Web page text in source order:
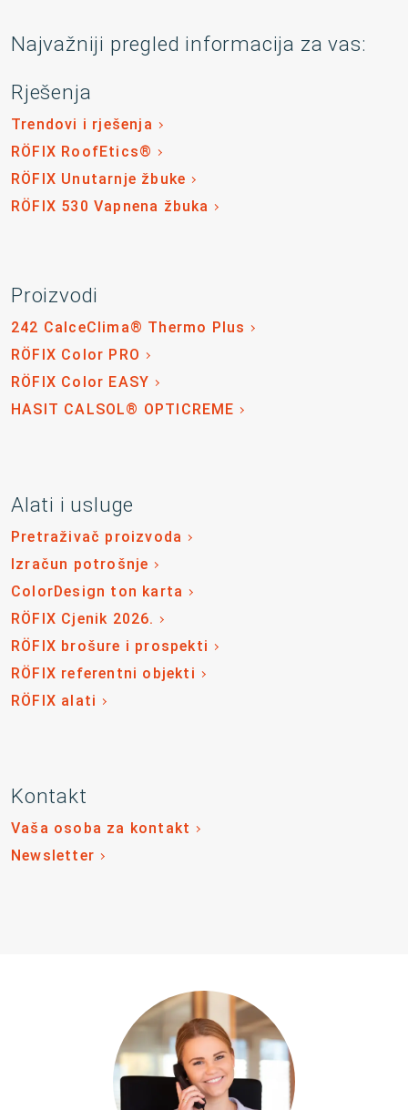
Najvažniji pregled informacija za vas:
Rješenja
Trendovi i rješenja
RÖFIX RoofEtics®
RÖFIX Unutarnje žbuke
RÖFIX 530 Vapnena žbuka
Proizvodi
242 CalceClima® Thermo Plus
RÖFIX Color PRO
RÖFIX Color EASY
HASIT CALSOL® OPTICREME
Alati i usluge
Pretraživač proizvoda
Izračun potrošnje
ColorDesign ton karta
RÖFIX Cjenik 2026.
RÖFIX brošure i prospekti
RÖFIX referentni objekti
RÖFIX alati
Kontakt
Vaša osoba za kontakt
Newsletter